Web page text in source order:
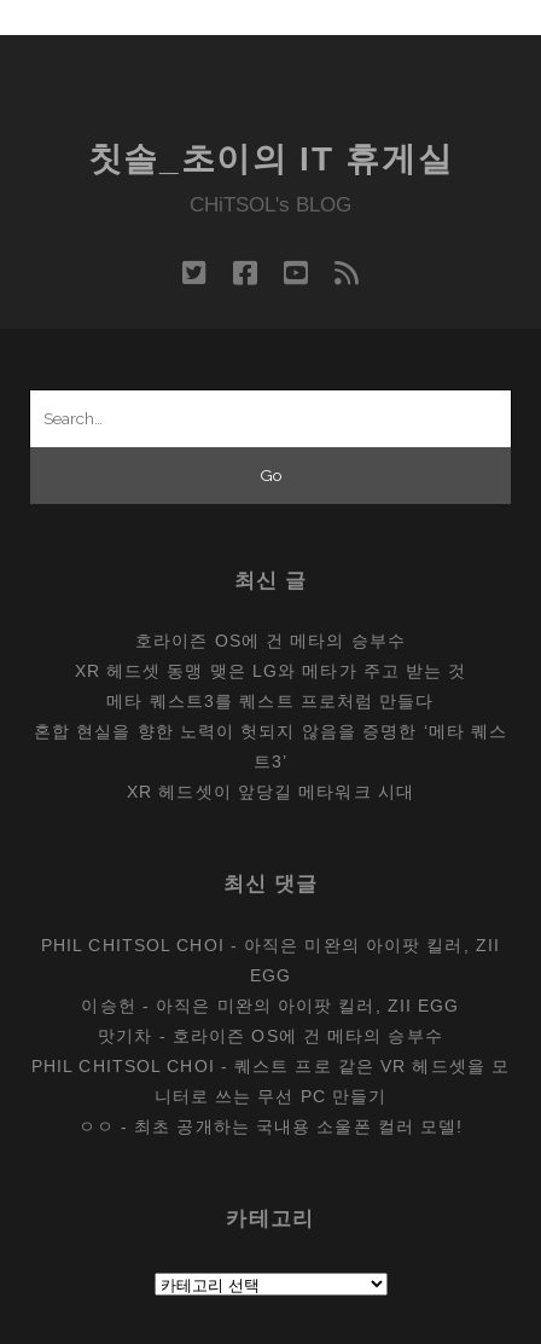
칫솔_초이의 IT 휴게실
CHiTSOL's BLOG
twitterfacebook
youtube
rss
최신 글
호라이즌 OS에 건 메타의 승부수
XR 헤드셋 동맹 맺은 LG와 메타가 주고 받는 것
메타 퀘스트3를 퀘스트 프로처럼 만들다
혼합 현실을 향한 노력이 헛되지 않음을 증명한 ‘메타 퀘스
트3’
XR 헤드셋이 앞당길 메타워크 시대
최신 댓글
PHIL CHITSOL CHOI - 아직은 미완의 아이팟 킬러, ZII
EGG
이승헌 - 아직은 미완의 아이팟 킬러, ZII EGG
맛기차 - 호라이즌 OS에 건 메타의 승부수
PHIL CHITSOL CHOI -퀘스트 프로 같은 VR 헤드셋을 모
니터로 쓰는 무선 PC 만들기
ㅇㅇ - 최초 공개하는 국내용 소울폰 컬러 모델!
카테고리
테